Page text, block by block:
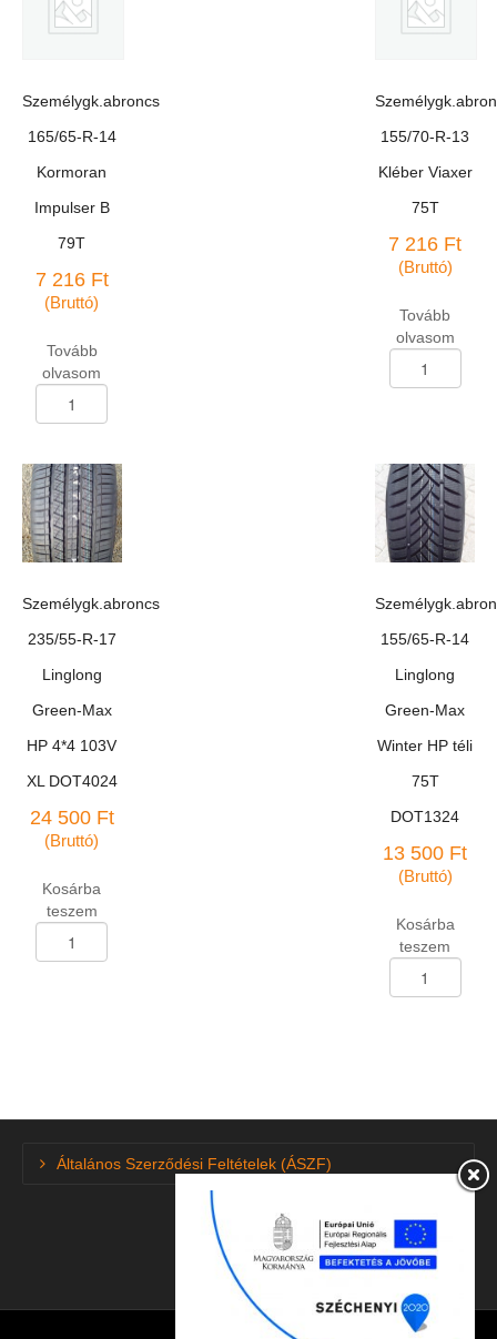
Személygk.abroncs
165/65-R-14
Kormoran
Impulser B
79T
7 216 Ft
(Bruttó)
Tovább
olvasom
165/65-
14
Kormoran
Impulser
B
79T
155/70-R-13
Kléber Viaxer
75T
7 216 Ft
(Bruttó)
Tovább
olvasom
155/70-
Viaxer
75T
mennyiség
Személygk.abroncs
235/55-R-17
Linglong
Green-Max
HP 4*4 103V
XL DOT4024
24 500 Ft
(Bruttó)
Kosárba
teszem
235/55-
155/65-R-14
Linglong
Green-Max
Winter HP téli
75T
DOT1324
13 500 Ft
(Bruttó)
Kosárba
teszem
155/65-
Winter
mennyiség
Általános Szerződési Feltételek (ÁSZF)